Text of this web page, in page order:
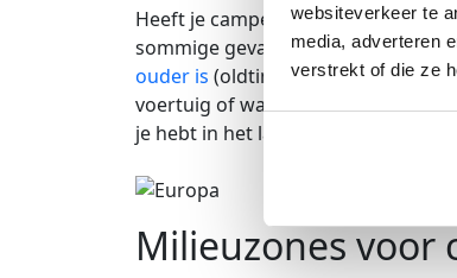
websiteverkeer te
media, adverteren
verstrekt of die ze
Heeft je camper een te lage
sommige gevallen kan je dan
ouder is (oldtimer campers krijgen
voertuig of wanneer je een
je hebt in het laatste geval alleen
Milieuzones voor